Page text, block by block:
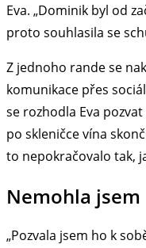
Eva. „Dominik byl od
proto souhlasila se
Z jednoho rande se
komunikace přes
se rozhodla Eva
po skleničce vína
to nepokračovalo tak,
Nemohla jsem
„Pozvala jsem ho k